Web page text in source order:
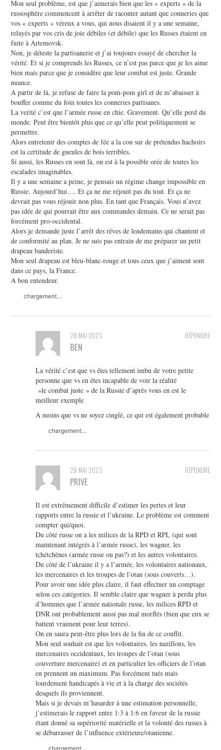
Mon seul problème, est que j’aimerais bien que les « experts » de la
russosphére commencent à arrêter de raconter autant que conneries que
vos « experts » véreux a vous, qui nous disaient il y a une semaine,
relayés par vos cris de joie débiles (et débile) que les Russes étaient en
fuite à Artemovsk.
Non, je déteste la partisanerie et j’ai toujours essayé de chercher la
vérité. Et si je comprends les Russes, ce n’est pas parce que je les aime
bien mais parce que je considère que leur combat est juste. Grande
nuance.
A partir de là, je refuse de faire la pom-pom girl et de m’abaisser à
bouffer comme du foin toutes les conneries partisanes.
La verité c’est que l’armée russe en chie. Gravement. Qu’elle perd du
monde. Peut être bientôt plus que ce qu’elle peut politiquement se
permettre.
Alors entretenir des comptes de fée a la con sur de prétendus hachoirs
est la certitude de gueules de bois terribles.
Si aussi, les Russes en sont là, on est à la possible orée de toutes les
escalades imaginables.
Il y a une semaine a peine, je pensais un régime change impossible en
Russie. Aujourd’hui…. Et ça ne me réjouit pas du tout. Et ça ne
devrait pas vous réjouir non plus. En tant que Français. Vous n’avez
pas idée de qui pourrait être aux commandes demain. Ce ne serait pas
forcément pro-occidental.
Alors je demande juste l’arrêt des rêves de lendemains qui chantent et
de conformité au plan. Je ne suis pas entrain de me préparer un petit
drapeau banderiste.
Mon seul drapeau est bleu-blanc-rouge et tous ceux que j’aiment sont
dans ce pays, la France.
A bon entendeur.
chargement…
RÉPONDRE
28 MAI 2023
BEN
La vérité c’est que vs êtes tellement imbu de votre petite
personne que vs en êtes incapable de voir la réalité
»le combat juste » de la Russie d’après vous en est le
meilleur exemple
A moins que vs ne soyez cinglé, ce qui est également probable
chargement…
RÉPONDRE
28 MAI 2023
PRIVE
Il est extrêmement difficile d’estimer les pertes et leur
rapports entre la russie et l’ukraine. Le problème est comment
compter qui/quoi.
Du côté russe on a les milices de la RPD et RPL (qui sont
maintenant intégrés à l’armée russe), les wagner, les
tchétchènes (armée russe ou pas?) et les autres volontaires.
Du côté de l’ukraine il y a l’armée, les volontaires nationaux,
les mercenaires et les troupes de l’otan (sous couverts…).
Pour avoir une idée plus claire, il faut effectuer un comptage
selon ces catégories. Il semble claire que wagner à perdu plus
d’hommes que l’armée nationale russe, les milices RPD et
DNR ont probablement aussi pas mal morflés (bien que eux se
battent vraiment pour leur terres).
On en saura peut-être plus lors de la fin de ce conflit.
Mon seul souhait est que les volontaires, les nazillons, les
mercenaires occidentaux, les troupes de l’otan (sous
couverture mercenaire) et en particulier les officiers de l’otan
en prennent un maximum. Pas forcément tués mais
lourdement handicapés à vie et à la charge des sociétés
desquels ils proviennent.
Mais si je devais m’hasarder à une estimation personnelle,
j’estimerais le rapport entre 1:3 à 1:6 en faveur de la russie
étant donné sa supériorité matérielle et la volonté des russes à
se débarrasser de l’influence extérieure/otanienne.
chargement…